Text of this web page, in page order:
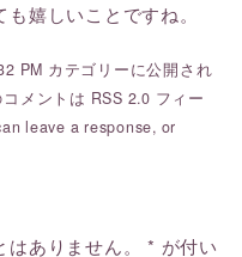
嬉しいことですね。
PM カテゴリーに公開され
メントは RSS 2.0 フィー
leave a response, or
ありません。 * が付い